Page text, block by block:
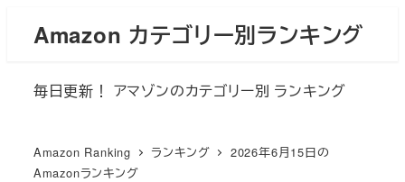
Amazon カテゴリー別ランキング
毎日更新！ アマゾンのカテゴリー別 ランキング
Amazon Ranking ランキング
2026年6月15日の
Amazonランキング